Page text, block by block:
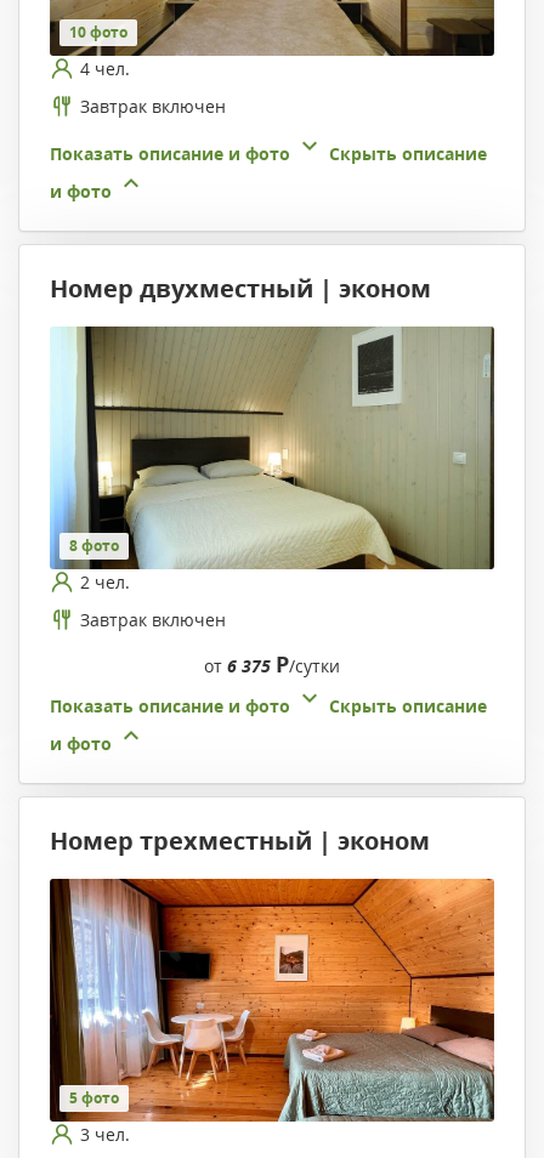
10 фото
4 чел.
Завтрак включен
Показать описание и фото
Скрыть описание
и фото
Номер двухместный | эконом
8 фото
2 чел.
Завтрак включен
от 6 375 Р/сутки
Показать описание и фото
Скрыть описание
и фото
Номер трехместный | эконом
5 фото
3 чел.